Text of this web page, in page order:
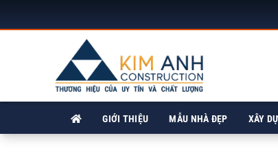
GIỚI THIỆU MẪU NHÀ ĐẸP XÂY